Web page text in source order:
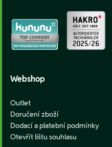
Webshop
Outlet
Doručení zboží
Dodací a platební podmínky
Otevřít lištu souhlasu